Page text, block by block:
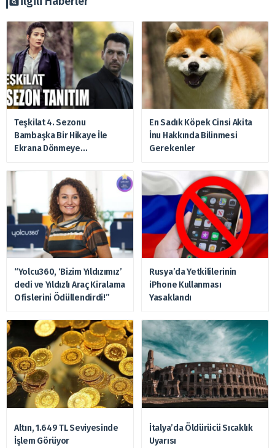
Teşkilat 4. Sezonu
Bambaşka Bir Hikaye İle
Ekrana Dönmeye
En Sadık Köpek Cinsi Akita
İnu Hakkında Bilinmesi
Gerekenler
“Yolcu360, ‘Bizim Yıldızımız’
dedi ve Yıldızlı Araç Kiralama
Ofislerini Ödüllendirdi!”
Rusya’da Yetkililerinin
iPhone Kullanması
Yasaklandı
Altın, 1.649 TL Seviyesinde
İşlem Görüyor
İtalya’da Öldürücü Sıcaklık
Uyarısı